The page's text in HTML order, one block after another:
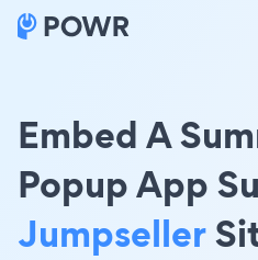
Embed A
Popup App
Jumpseller